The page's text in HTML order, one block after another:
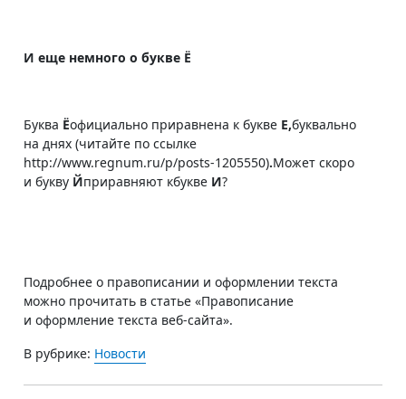
И еще немного о букве Ё
Буква Ёофициально приравнена к букве Е,буквально
на днях (читайте по ссылке
http://www.regnum.ru/p/posts-1205550).Может скоро
и букву Йприравняют кбукве И?
Подробнее о правописании и оформлении текста
можно прочитать в статье «Правописание
и оформление текста веб-сайта».
В рубрике: Новости